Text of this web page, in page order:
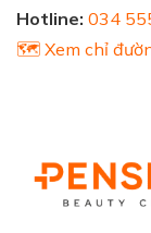
Hotline: 034
🗺️ Xem chỉ